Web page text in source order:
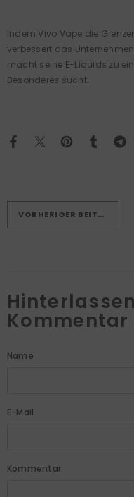
Indem Vivo Vape die
verbessert das
macht seine E-Liquids zu
Besonderes sucht.
VORHERIGER BEITRAG
Kommentar
Name
E-Mail
Kommentar